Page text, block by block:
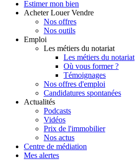
Estimer mon bien
Acheter Louer Vendre
Nos offres
Nos outils
Emploi
Les métiers du notariat
Les métiers du notariat
Où vous former ?
Témoignages
Nos offres d'emploi
Candidatures spontanées
Actualités
Podcasts
Vidéos
Prix de l'immobilier
Nos actus
Centre de médiation
Mes alertes